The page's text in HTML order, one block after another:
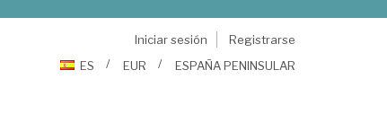
Iniciar sesión
Registrarse
ES
EUR ESPAÑA PENINSULAR